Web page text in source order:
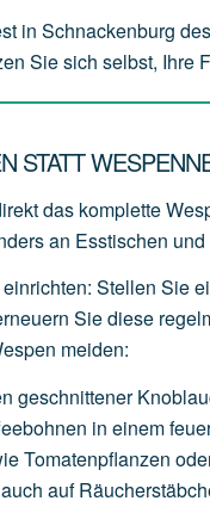
in Schnackenburg
Sie sich selbst, Ihre
STATT
das komplette
an Esstischen
: Stellen Sie
Siediese
meiden:
geschnittener
in einem
Tomatenpflanzen
auch auf